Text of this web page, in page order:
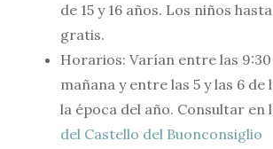
de 15 y 16 años. Los niños
gratis.
Horarios: Varían entre las
mañana y entre las 5 y las 6 de
la época del año. Consultar en
del Castello del Buonconsiglio